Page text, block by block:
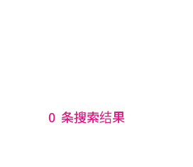
0 条搜索结果